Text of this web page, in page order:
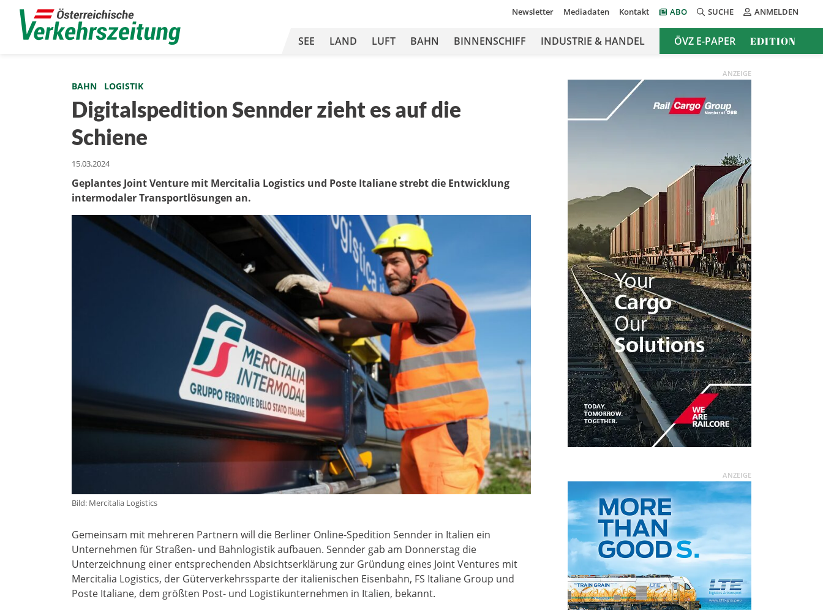
Newsletter Mediadaten Kontakt ABO SUCHE ANMELDEN
SEE LAND LUFT BAHN BINNENSCHIFF INDUSTRIE & HANDEL ÖVZ E-PAPER EDITION
BAHN LOGISTIK
Digitalspedition Sennder zieht es auf die
Schiene
15.03.2024
Geplantes Joint Venture mit Mercitalia Logistics und Poste Italiane strebt die Entwicklung
intermodaler Transportlösungen an.
Bild: Mercitalia Logistics
Gemeinsam mit mehreren Partnern will die Berliner Online-Spedition Sennder in Italien ein
Unternehmen für Straßen- und Bahnlogistik aufbauen. Sennder gab am Donnerstag die
Unterzeichnung einer entsprechenden Absichtserklärung zur Gründung eines Joint Ventures mit
Mercitalia Logistics, der Güterverkehrssparte der italienischen Eisenbahn, FS Italiane Group und
Poste Italiane, dem größten Post- und Logistikunternehmen in Italien, bekannt.
ANZEIGE
ANZEIGE